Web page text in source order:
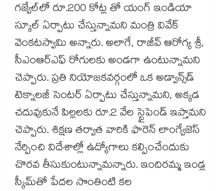
గజ్వేల్​లో రూ.200 కోట్ల తో యంగ్ ఇండియా
స్కూల్ ఏర్పాటు చేస్తున్నామని మంత్రి వివేక్‌‌
వెంకటస్వామి అన్నారు. అలాగే, రాజీవ్ ఆరోగ్య శ్రీ,
సీఎంఆర్ఎఫ్ రోగులకు అండగా ఉంటున్నామని
చెప్పారు. ప్రతి నియోజకవర్గంలో ఒక అడ్వాన్స్​డ్
టెక్నాలజీ సెంటర్ ఏర్పాటు చేస్తున్నామని, అక్కడ
చదువుకునే పిల్లలకు రూ.2 వేల స్టైపెండ్ ఇప్తామని
చెప్పారు. శిక్షణ తర్వాత వారికి ఫారెన్ లాంగ్వేజెస్
నేర్పించి విదేశాల్లో ఉద్యోగాలు కల్పించేందుకు
చొరవ తీసుకుంటున్నామన్నారు. ఇందిరమ్మ ఇండ్ల
స్కీమ్‌‌తో పేదల సొంతింటి కల